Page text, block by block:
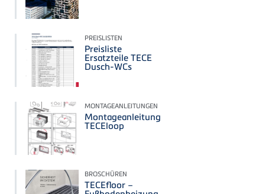
PREISLISTEN
Preisliste
Ersatzteile TECE
Dusch-WCs
MONTAGEANLEITUNGEN
Montageanleitung
TECEloop
BROSCHÜREN
TECEfloor –